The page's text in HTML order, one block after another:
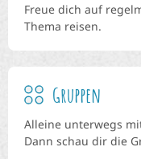
Freue dich auf
Thema reisen.
Gruppen
Alleine unterwegs
Dann schau dir die